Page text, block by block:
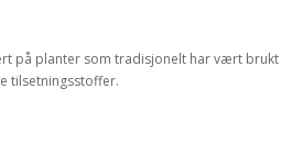
på planter som tradisjonelt har vært brukt
tilsetningsstoffer.